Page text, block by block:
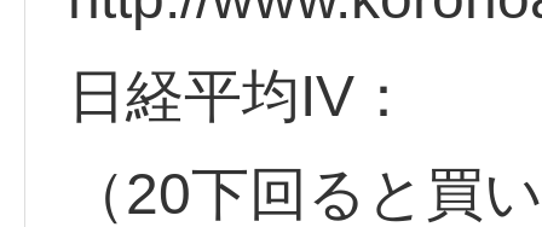
日経平均IV：
（20下回ると買